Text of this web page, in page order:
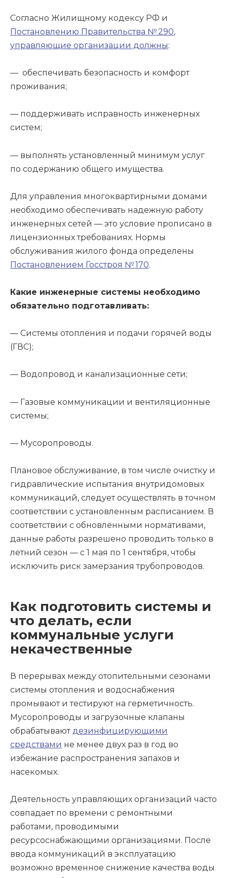
Согласно Жилищному кодексу РФ и
Постановлению Правительства № 290,
управляющие организации должны:
— обеспечивать безопасность и комфорт
проживания;
— поддерживать исправность инженерных
систем;
— выполнять установленный минимум услуг
по содержанию общего имущества.
Для управления многоквартирными домами
необходимо обеспечивать надежную работу
инженерных сетей — это условие прописано в
лицензионных требованиях. Нормы
обслуживания жилого фонда определены
Постановлением Госстроя № 170.
Какие инженерные системы необходимо
обязательно подготавливать:
— Системы отопления и подачи горячей воды
(ГВС);
— Водопровод и канализационные сети;
— Газовые коммуникации и вентиляционные
системы;
— Мусоропроводы.
Плановое обслуживание, в том числе очистку и
гидравлические испытания внутридомовых
коммуникаций, следует осуществлять в точном
соответствии с установленным расписанием. В
соответствии с обновлёнными нормативами,
данные работы разрешено проводить только в
летний сезон — с 1 мая по 1 сентября, чтобы
исключить риск замерзания трубопроводов.
Как подготовить системы и
что делать, если
коммунальные услуги
некачественные
В перерывах между отопительными сезонами
системы отопления и водоснабжения
промывают и тестируют на герметичность.
Мусоропроводы и загрузочные клапаны
обрабатываютдезинфицирующими
средствами не менее двух раз в год во
избежание распространения запахов и
насекомых.
Деятельность управляющих организаций часто
совпадает по времени с ремонтными
работами, проводимыми
ресурсоснабжающими организациями. После
ввода коммуникаций в эксплуатацию
возможно временное снижение качества воды